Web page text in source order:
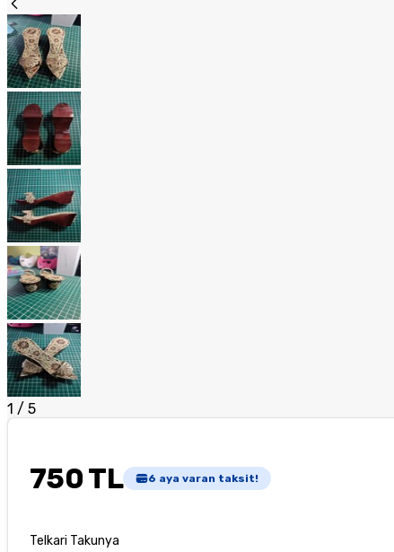
1 / 5
750 TL 6 aya varan taksit!
Telkari Takunya